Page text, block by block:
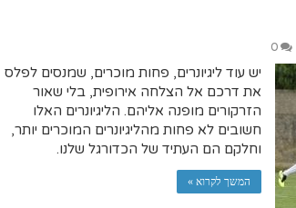
0
יש עוד ליגיונרים, פחות מוכרים, שמנסים לפלס
את דרכם אל הצלחה אירופית, בלי שאור
הזרקורים מופנה אליהם. הליגיונרים האלו
חשובים לא פחות מהליגיונרים המוכרים יותר,
וחלקם הם העתיד של הכדורגל שלנו.
המשך לקרוא »